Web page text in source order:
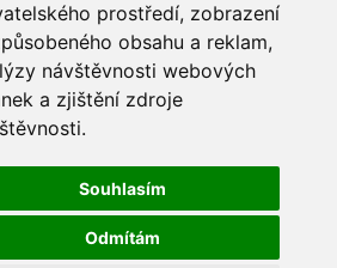
prostředí, zobrazení
obsahu a reklam,
návštěvnosti webových
a zjištění zdroje
Souhlasím
Odmítám
Bobath Terapeutů spolek
(z.s.)
Ukrajinská 1534
Ostrava-Poruba
Dětských Bobath Terapeutů
spolek (z.s.)